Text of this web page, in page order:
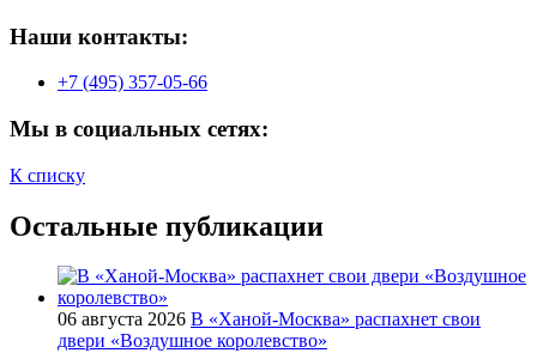
Наши контакты:
+7 (495) 357-05-66
Мы в социальных сетях:
К списку
Остальные публикации
06 августа 2026 В «Ханой-Москва» распахнет свои
двери «Воздушное королевство»